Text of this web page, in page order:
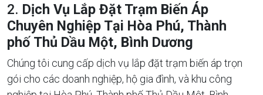
2. Dịch Vụ Lắp Đặt Trạm Biến Áp
Chuyên Nghiệp Tại Hòa Phú, Thành
phố Thủ Dầu Một, Bình Dương
Chúng tôi cung cấp dịch vụ lắp đặt trạm biến áp trọn
gói cho các doanh nghiệp, hộ gia đình, và khu công